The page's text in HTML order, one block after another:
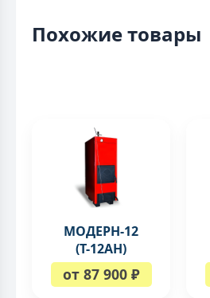
Похожие товары
МОДЕРН-12
(Т-12АН)
от 87 900 ₽